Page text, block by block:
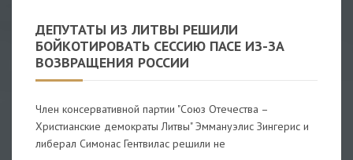
ДЕПУТАТЫ ИЗ ЛИТВЫ РЕШИЛИ
БОЙКОТИРОВАТЬ СЕССИЮ ПАСЕ ИЗ-ЗА
ВОЗВРАЩЕНИЯ РОССИИ
Член консервативной партии "Союз Отечества –
Христианские демократы Литвы" Эммануэлис Зингерис и
либерал Симонас Гентвилас решили не